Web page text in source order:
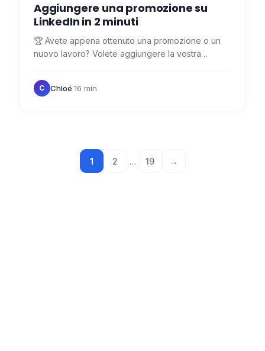
Aggiungere una promozione su
LinkedIn in 2 minuti
🏆 Avete appena ottenuto una promozione o un
nuovo lavoro? Volete aggiungere la vostra
aggiungere una promozione su…
C Chloé·16 min
1 2 … 19 →